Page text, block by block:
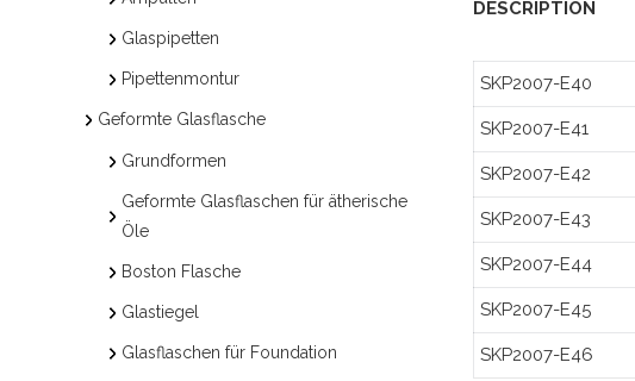
DESCRIPTION
SKP2007-E40
SKP2007-E41
SKP2007-E42
SKP2007-E43
SKP2007-E44
SKP2007-E45
SKP2007-E46
Glaspipetten
Pipettenmontur
Geformte Glasflasche
Grundformen
Geformte Glasflaschen für ätherische
Öle
Boston Flasche
Glastiegel
Glasflaschen für Foundation